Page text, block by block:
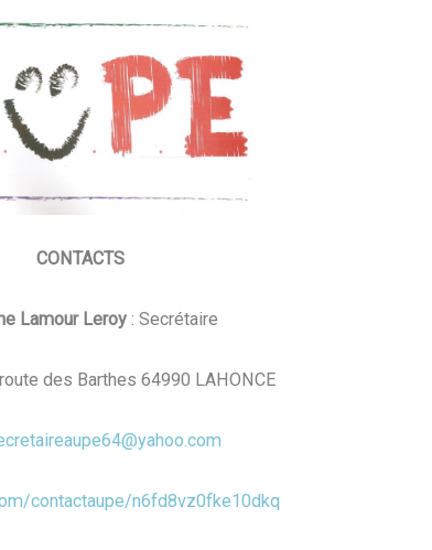
CONTACTS
Lamour Leroy: Secrétaire
des Barthes 64990 LAHONCE
contactaupe/n6fd8vz0fke10dkq